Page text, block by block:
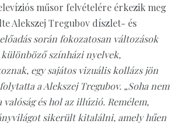
műsor felvételére érkezik meg
Alekszej Tregubov díszlet- és
során fokozatosan változások
színházi nyelvek,
egy sajátos vizuális kollázs jön
a Alekszej Tregubov. „Soha nem
valóság és hol az illúzió. Remélem,
sikerült kitalálni, amely hűen